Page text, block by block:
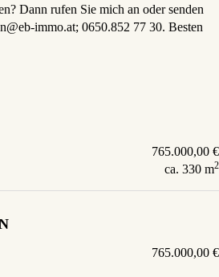
Dann rufen Sie mich an oder senden
immo.at; 0650.852 77 30. Besten
765.000,00 €
ca. 330 m2
765.000,00 €